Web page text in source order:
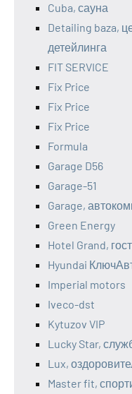
Cuba, сауна
Detailing baza,
детейлинга
FIT SERVICE
Fix Price
Fix Price
Fix Price
Formula
Garage D56
Garage-51
Garage,
Green Energy
Hotel Grand,
Hyundai
Imperial motors
Iveco-dst
Kytuzov VIP
Lucky Star,
Lux,
Master fit,